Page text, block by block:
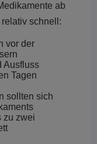
ab
schnell:
vor der
Ausfluss
Tagen
sollten sich
zu zwei